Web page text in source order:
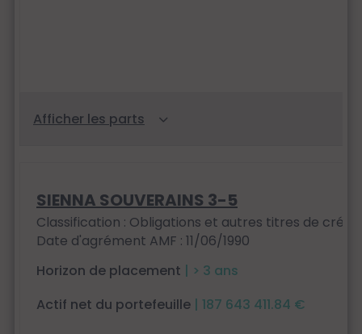
SIENNA SOUVERAINS 3-5
Classification : Obligations et autres titres de
Date d'agrément AMF : 11/06/1990
Horizon de placement | > 3 ans
Actif net du portefeuille | 187 643 411.84 €